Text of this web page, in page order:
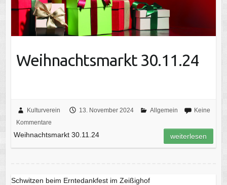
Weihnachtsmarkt 30.11.24
Kulturverein 13. November 2024 Allgemein
Keine
Kommentare
Weihnachtsmarkt 30.11.24 weiterlesen
Schwitzen beim Erntedankfest im Zeißighof